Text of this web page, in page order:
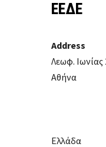
ΕΕΔΕ
Address
Λεωφ.
Αθήνα
Ελλάδα